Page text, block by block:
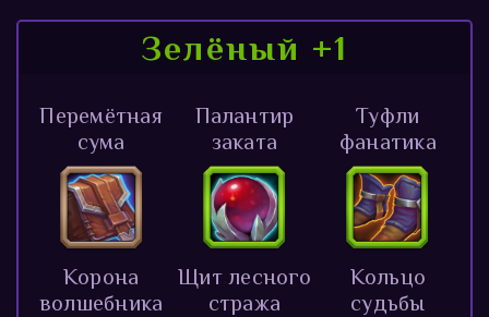
Зелёный +1
Перемётная
сума
Палантир
заката
Туфли
фанатика
Корона
волшебника
Щит лесного
стража
Кольцо
судьбы